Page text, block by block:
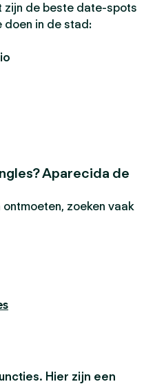
zijn de beste date-spots
doen in de stad:
Aparecida de
zoeken vaak
Hier zijn een